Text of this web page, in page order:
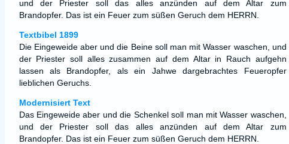
und der Priester soll das alles anzünden auf dem Altar zum
Brandopfer. Das ist ein Feuer zum süßen Geruch dem HERRN.
Textbibel 1899
Die Eingeweide aber und die Beine soll man mit Wasser waschen, und
der Priester soll alles zusammen auf dem Altar in Rauch aufgehn
lassen als Brandopfer, als ein Jahwe dargebrachtes Feueropfer
lieblichen Geruchs.
Modernisiert Text
Das Eingeweide aber und die Schenkel soll man mit Wasser waschen,
und der Priester soll das alles anzünden auf dem Altar zum
Brandopfer. Das ist ein Feuer zum süßen Geruch dem HERRN.